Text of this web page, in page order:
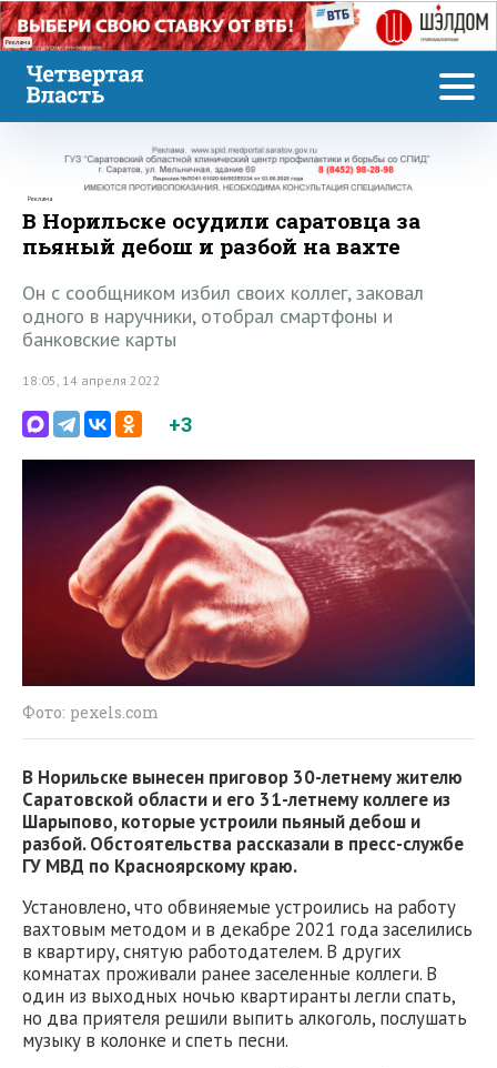
Реклама
Реклама
В Норильске осудили саратовца за
пьяный дебош и разбой на вахте
Он с сообщником избил своих коллег, заковал
одного в наручники, отобрал смартфоны и
банковские карты
18:05, 14 апреля 2022
+3
Фото: pexels.com
В Норильске вынесен приговор 30-летнему жителю
Саратовской области и его 31-летнему коллеге из
Шарыпово, которые устроили пьяный дебош и
разбой. Обстоятельства рассказали в пресс-службе
ГУ МВД по Красноярскому краю.
Установлено, что обвиняемые устроились на работу
вахтовым методом и в декабре 2021 года заселились
в квартиру, снятую работодателем. В других
комнатах проживали ранее заселенные коллеги. В
один из выходных ночью квартиранты легли спать,
но два приятеля решили выпить алкоголь, послушать
музыку в колонке и спеть песни.